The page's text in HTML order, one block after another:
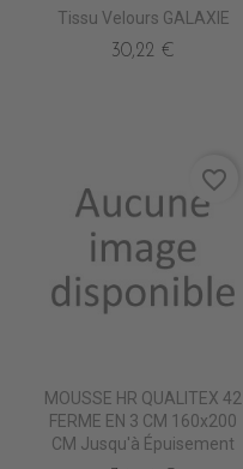
Tissu Velours GALAXIE
30,22 €
MOUSSE HR QUALITEX 42
FERME EN 3 CM 160x200
CM Jusqu'à Épuisement
favorite_border